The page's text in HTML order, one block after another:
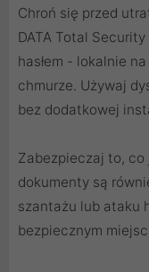
Chroń się przed
DATA Total
hasłem - lokalnie
chmurze. Używaj
bez dodatkowej
Zabezpieczaj to,
dokumenty są
szantażu lub ataku
bezpiecznym